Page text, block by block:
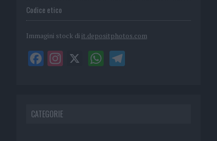
Codice etico
Immagini stock di it.depositphotos.com
CATEGORIE